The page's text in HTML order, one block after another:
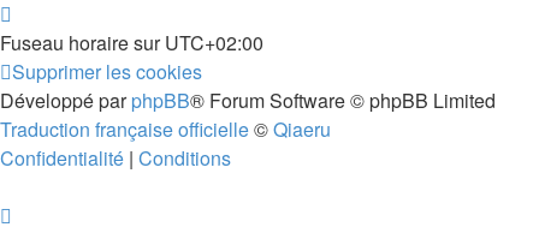
Fuseau horaire surUTC+02:00
Supprimer les cookies
Développé parphpBB® Forum Software © phpBB Limited
Traduction française officielle©Qiaeru
Confidentialité | Conditions